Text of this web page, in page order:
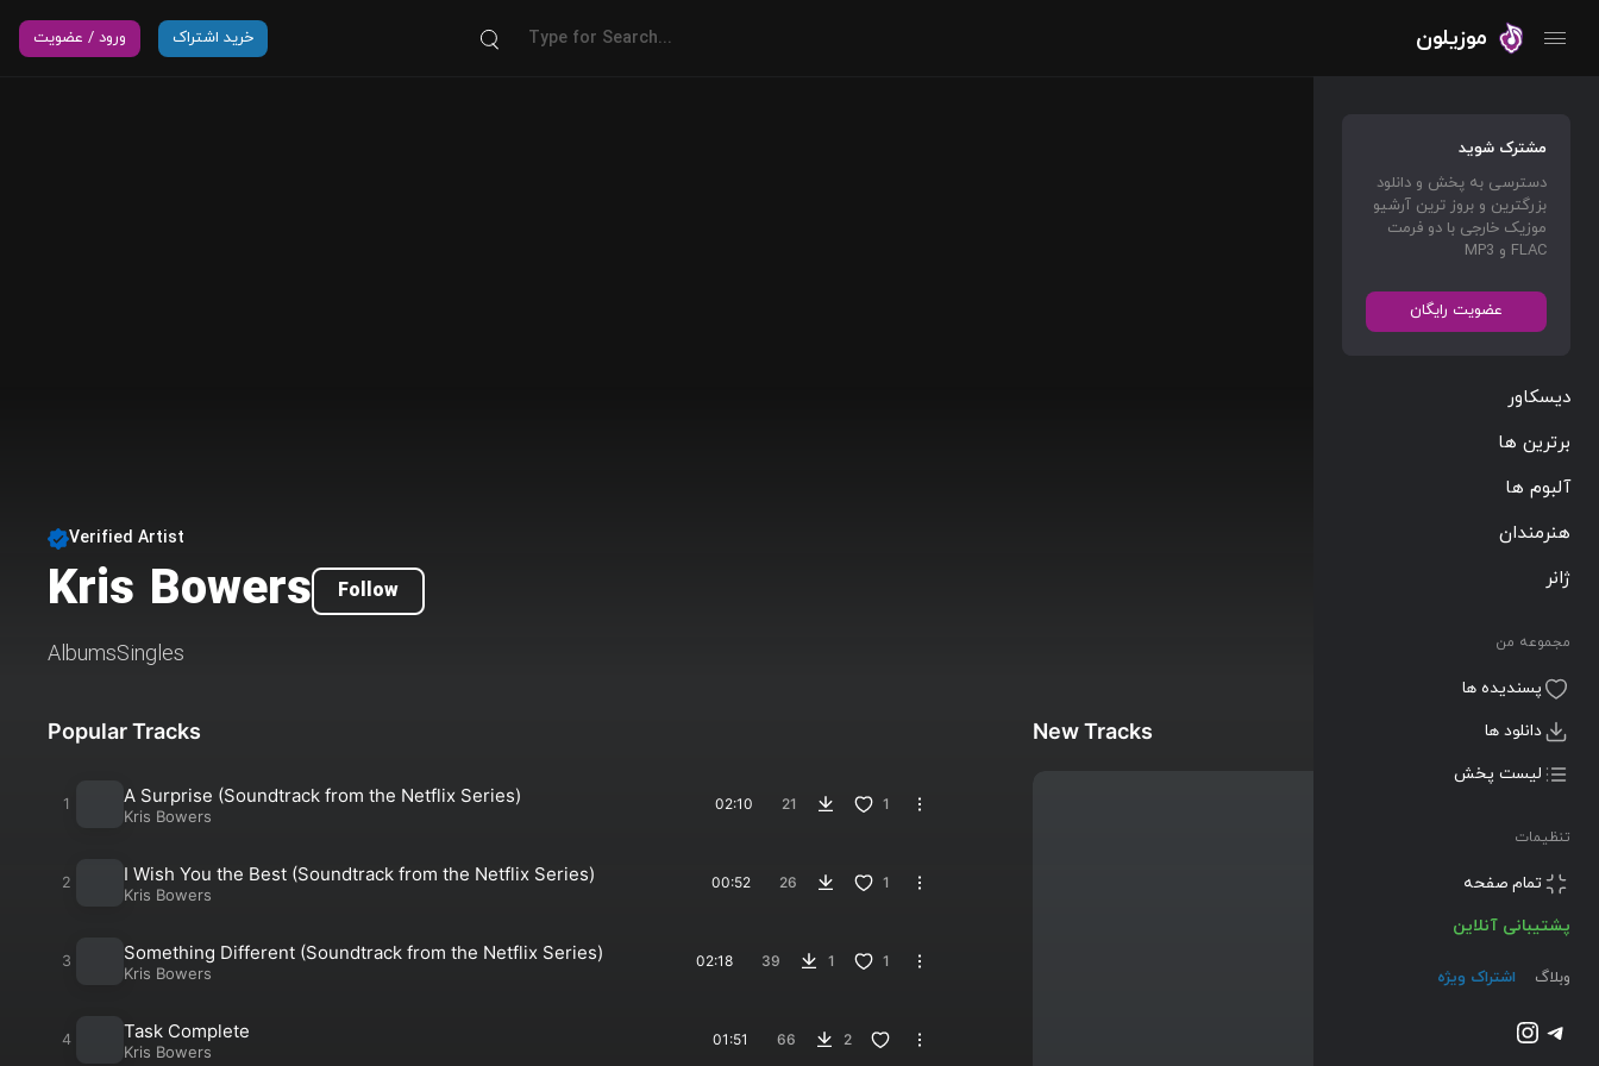
موزیلون خرید اشتراک ورود / عضویت
مشترک شوید
دسترسی به پخش و دانلود
بزرگترین و بروز ترین آرشیو
موزیک خارجی با دو فرمت
FLAC و MP3
عضویت رایگان
دیسکاور
برترین ها
آلبوم ها
هنرمندان
ژانر
مجموعه من
پسندیده ها
دانلود ها
لیست پخش
تنظیمات
تمام صفحه
پشتیبانی آنلاین
وبلاگ اشتراک ویژه
تلگراماینستاگرم
Verified Artist
Kris Bowers Follow
AlbumsSingles
Popular Tracks
A Surprise (Soundtrack from the Netflix Series)
Kris Bowers
02:10 21 1
I Wish You the Best (Soundtrack from the Netflix Series)
Kris Bowers
00:52 26 1
Something Different (Soundtrack from the Netflix Series)
Kris Bowers
02:18 39 1 1
Task Complete
Kris Bowers
01:51 66 2
New Tracks